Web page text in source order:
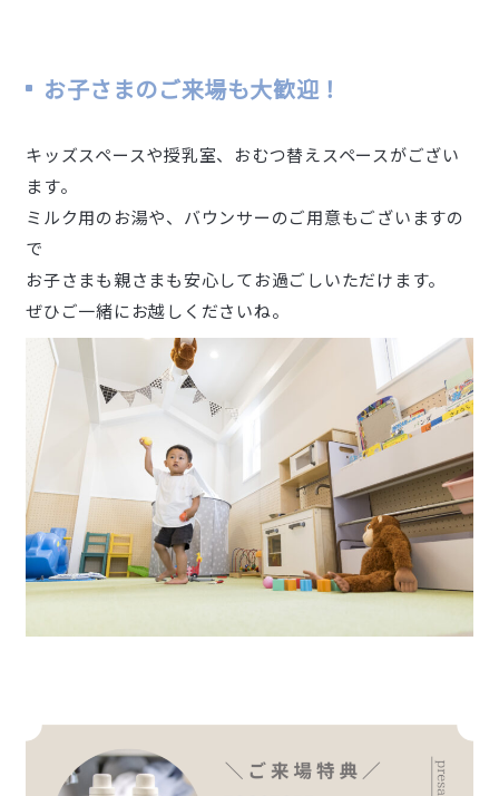
お子さまのご来場も大歓迎！
キッズスペースや授乳室、おむつ替えスペースがござい
ます。
ミルク用のお湯や、バウンサーのご用意もございますの
で
お子さまも親さまも安心してお過ごしいただけます。
ぜひご一緒にお越しくださいね。